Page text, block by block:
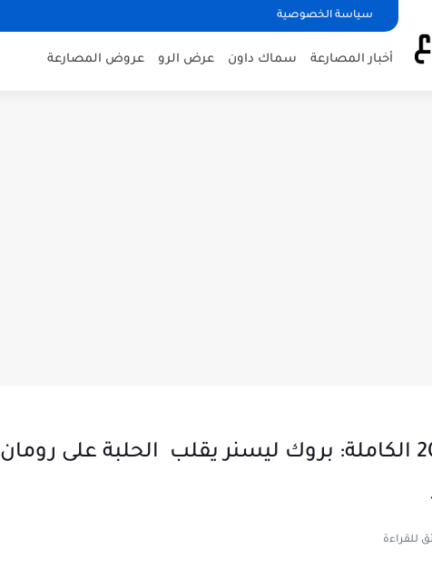
سياسة الخصوصية
أخبار المصارعة سماك داون عرض الرو عروض المصارعة
نتائج سمر سلام 2022 الكاملة: بروك ليسنر يقلب الحلبة على رومان